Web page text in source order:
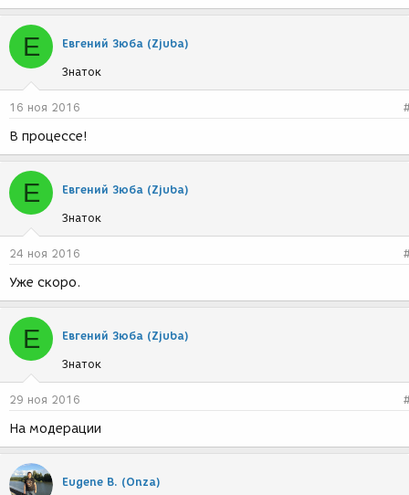
я
Е Евгений Зюба (Zjuba)
Знаток
16 ноя 2016
В процессе!
Е Евгений Зюба (Zjuba)
Знаток
24 ноя 2016
Уже скоро.
Е Евгений Зюба (Zjuba)
Знаток
29 ноя 2016
На модерации
Eugene В. (Onza)